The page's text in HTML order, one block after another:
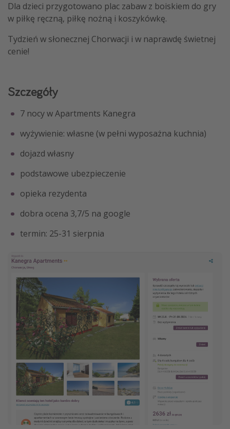
Dla dzieci przygotowano plac zabaw z boiskiem do gry
w piłkę ręczną, piłkę nożną i koszykówkę.
Tydzień w słonecznej Chorwacji i w naprawdę świetnej
cenie!
Szczegóły
7 nocy w Apartments Kanegra
wyżywienie: własne (w pełni wyposażna kuchnia)
dojazd własny
podstawowe ubezpieczenie
opieka rezydenta
dobra ocena 3,7/5 na google
termin: 25-31 sierpnia